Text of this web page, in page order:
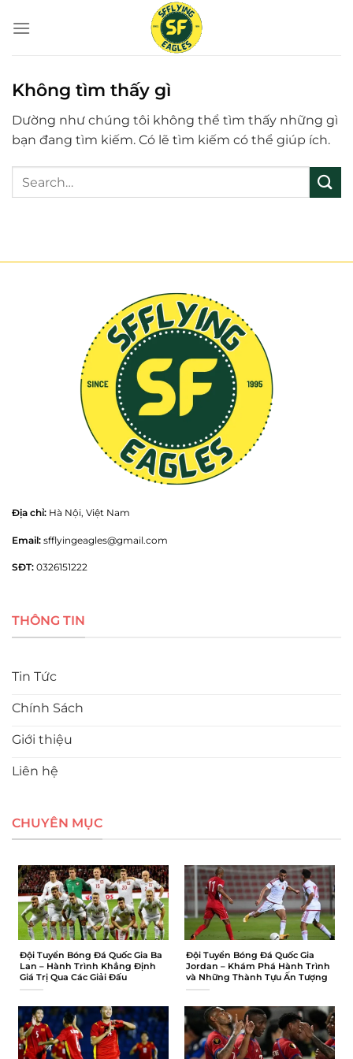
qua
Không tìm thấy gì
Dường như chúng tôi không thể tìm thấy những gì
bạn đang tìm kiếm. Có lẽ tìm kiếm có thể giúp ích.
Địa chỉ: Hà Nội, Việt Nam
Email: sfflyingeagles@gmail.com
SĐT: 0326151222
THÔNG TIN
Tin Tức
Chính Sách
Giới thiệu
Liên hệ
CHUYÊN MỤC
Đội Tuyển Bóng Đá Quốc Gia Ba
Lan – Hành Trình Khẳng Định
Giá Trị Qua Các Giải Đấu
Đội Tuyển Bóng Đá Quốc Gia
Jordan – Khám Phá Hành Trình
và Những Thành Tựu Ấn Tượng